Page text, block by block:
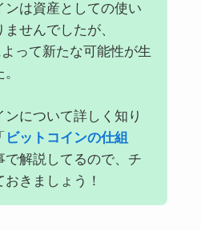
ンは資産としての使い
せんでしたが、
って新たな可能性が生
ンについて詳しく知り
ビットコインの仕組
で解説してるので、チ
おきましょう！